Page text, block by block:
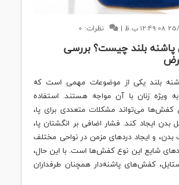
ب.ظ | نظرات: 0
بلند چیست؟ بررسی
بلند یکی از موضوعات مهمی است که
به ویژه زنان با آن مواجه هستند. استفاده
کفش‌ها می‌تواند مشکلات متعددی برای پا،
ایجاد کند. فشار اضافی بر انگشتان پا،
بدن، و ایجاد دردهای مزمن در نواحی مختلف
شایع این نوع کفش‌ها است. با این حال،
کفش‌های پاشنه‌دار همچنان طرفداران